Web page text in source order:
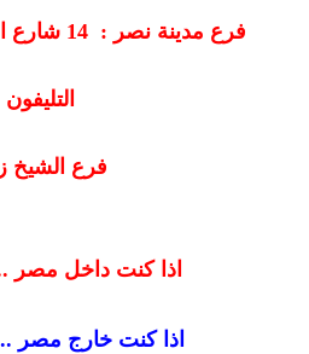
فرع مدينة نصر :14 شارع
التليفون :
فرع الشيخ زايد :
اذا كنت خارج مصر ..